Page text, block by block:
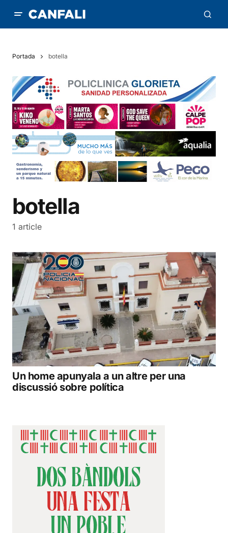
Portada botella
botella
1 article
Un home apunyala a un altre per una
discussió sobre política